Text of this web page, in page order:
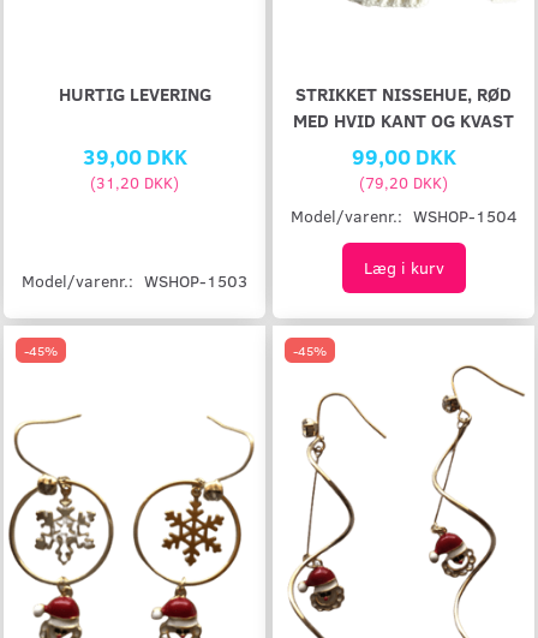
HURTIG LEVERING
39,00 DKK
(31,20 DKK)
Model/varenr.: WSHOP-1503
STRIKKET NISSEHUE, RØD
MED HVID KANT OG KVAST
99,00 DKK
(79,20 DKK)
Model/varenr.: WSHOP-1504
Læg i kurv
-45% -45%